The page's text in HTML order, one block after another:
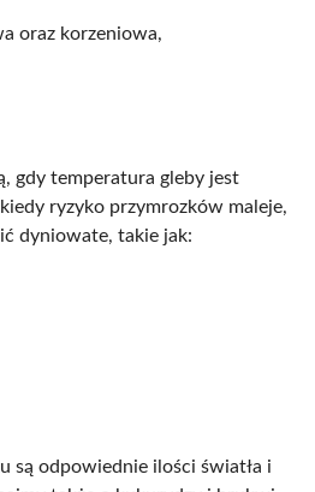
oraz korzeniowa,
gdy temperatura gleby jest
ryzyko przymrozków maleje,
dyniowate, takie jak:
są odpowiednie ilości światła i